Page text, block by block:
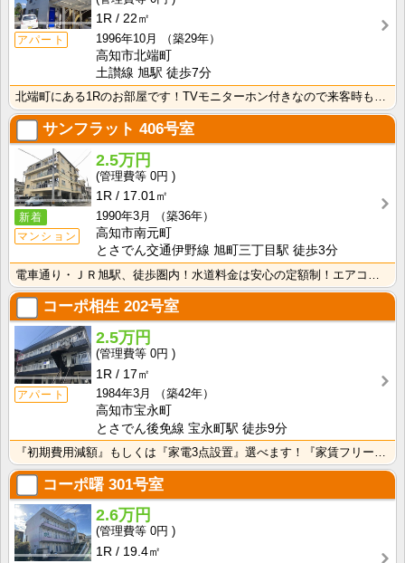
アパート
1R
22㎡
1996年10月
（築29年）
高知市北端町
土讃線 旭駅 徒歩7分
北端町にある1Rのお部屋です！TVモニターホン付きなので来客時も安心！室内に洗濯機を置けるので家電を･･･
サンフラット 406号室
新着
マンション
2.5万円
0円
1R
17.01㎡
1990年3月
（築36年）
高知市南元町
とさでん交通伊野線 旭町三丁目駅 徒歩3分
コーポ相生 202号室
アパート
2.5万円
0円
1R
17㎡
1984年3月
（築42年）
高知市宝永町
とさでん後免線 宝永町駅 徒歩9分
コーポ曙 301号室
2.6万円
0円
1R
19.4㎡